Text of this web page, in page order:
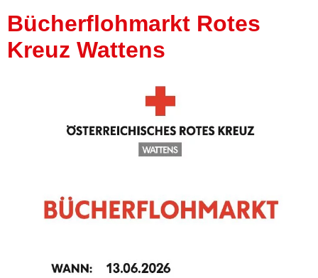
Bücherflohmarkt Rotes
Kreuz Wattens